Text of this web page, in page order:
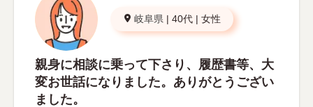
岐阜県 | 40代 | 女性
親身に相談に乗って下さり、履歴書等、大
変お世話になりました。ありがとうござい
ました。